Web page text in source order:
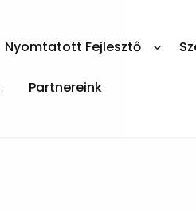
Nyomtatott Fejlesztő
Partnereink